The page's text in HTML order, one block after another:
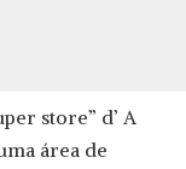
store” d’ A
área de